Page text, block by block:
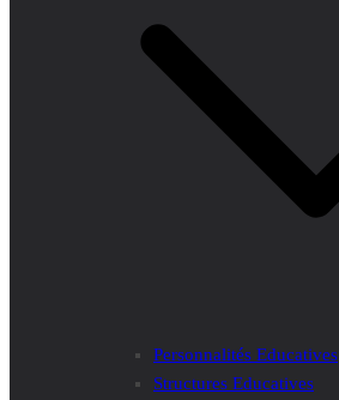
Personnalités Educatives
Structures Educatives